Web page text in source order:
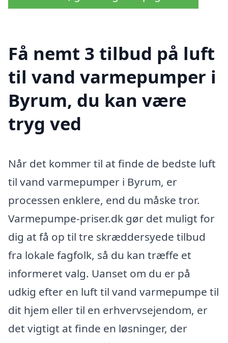
Få nemt 3 tilbud på luft
til vand varmepumper i
Byrum, du kan være
tryg ved
Når det kommer til at finde de bedste luft
til vand varmepumper i Byrum, er
processen enklere, end du måske tror.
Varmepumpe-priser.dk gør det muligt for
dig at få op til tre skræddersyede tilbud
fra lokale fagfolk, så du kan træffe et
informeret valg. Uanset om du er på
udkig efter en luft til vand varmepumpe til
dit hjem eller til en erhvervsejendom, er
det vigtigt at finde en løsninger, der